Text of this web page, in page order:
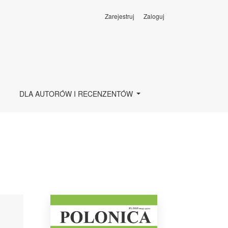
DLA AUTORÓW I RECENZENTÓW
Zarejestruj Zaloguj